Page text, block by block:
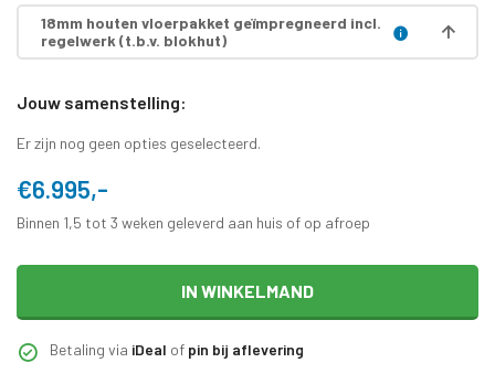
18mm houten vloerpakket geïmpregneerd incl.
regelwerk (t.b.v. blokhut)
Jouw samenstelling:
Er zijn nog geen opties geselecteerd.
€6.995,-
Binnen 1,5 tot 3 weken geleverd aan huis of op afroep
IN WINKELMAND
Betaling via iDeal of pin bij aflevering